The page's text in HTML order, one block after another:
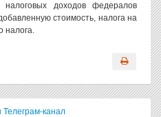
доходов федералов
стоимость, налога на
налога.
канал